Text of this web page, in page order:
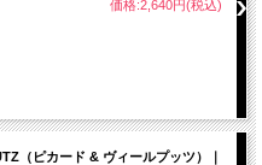
価格:2,640円(税込)
（ピカード & ヴィールプッツ）｜